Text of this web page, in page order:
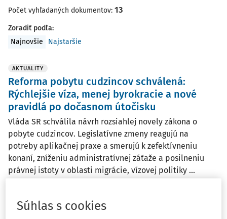
Počet vyhľadaných dokumentov: 13
Zoradiť podľa:
Najnovšie
Najstaršie
AKTUALITY
Reforma pobytu cudzincov schválená:
Rýchlejšie víza, menej byrokracie a nové
pravidlá po dočasnom útočisku
Vláda SR schválila návrh rozsiahlej novely zákona o
pobyte cudzincov. Legislatívne zmeny reagujú na
potreby aplikačnej praxe a smerujú k zefektívneniu
konaní, zníženiu administratívnej záťaže a posilneniu
právnej istoty v oblasti migrácie, vízovej politiky ...
Súhlas s cookies